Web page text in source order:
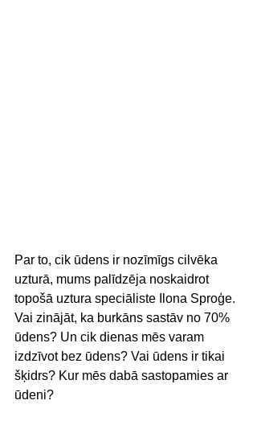
Par to, cik ūdens ir nozīmīgs cilvēka
uzturā, mums palīdzēja noskaidrot
topošā uztura speciāliste Ilona Sproģe.
Vai zinājāt, ka burkāns sastāv no 70%
ūdens? Un cik dienas mēs varam
izdzīvot bez ūdens? Vai ūdens ir tikai
šķidrs? Kur mēs dabā sastopamies ar
ūdeni?